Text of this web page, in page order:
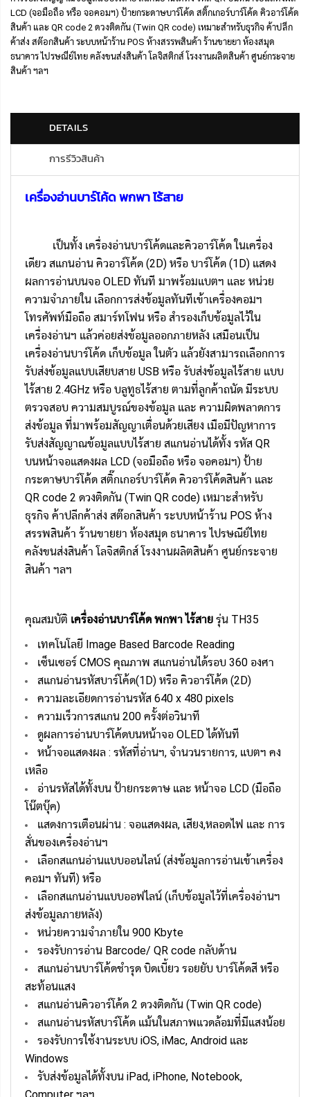
LCD (จอมือถือ หรือ จอคอมฯ) ป้ายกระดาษบาร์โค้ด สติ๊กเกอร์บาร์โค้ด คิวอาร์โค้ด
สินค้า และ QR code 2 ดวงติดกัน (Twin QR code) เหมาะสำหรับธุรกิจ ค้าปลีก
ค้าส่ง สต๊อกสินค้า ระบบหน้าร้าน POS ห้างสรรพสินค้า ร้านขายยา ห้องสมุด
ธนาคาร ไปรษณีย์ไทย คลังขนส่งสินค้า โลจิสติกส์ โรงงานผลิตสินค้า ศูนย์กระจาย
สินค้า ฯลฯ
DETAILS
การรีวิวสินค้า
เครื่องอ่านบาร์โค้ด พกพา ไร้สาย
เป็นทั้ง เครื่องอ่านบาร์โค้ดและคิวอาร์โค้ด ในเครื่อง
เดียว สแกนอ่าน คิวอาร์โค้ด (2D) หรือ บาร์โค้ด (1D) แสดง
ผลการอ่านบนจอ OLED ทันที มาพร้อมแบตฯ และ หน่วย
ความจำภายใน เลือกการส่งข้อมูลทันทีเข้าเครื่องคอมฯ
โทรศัพท์มือถือ สมาร์ทโฟน หรือ สำรองเก็บข้อมูลไว้ใน
เครื่องอ่านฯ แล้วค่อยส่งข้อมูลออกภายหลัง เสมือนเป็น
เครื่องอ่านบาร์โค้ด เก็บข้อมูล ในตัว แล้วยังสามารถเลือกการ
รับส่งข้อมูลแบบเสียบสาย USB หรือ รับส่งข้อมูลไร้สาย แบบ
ไร้สาย 2.4GHz หรือ บลูทูธไร้สาย ตามที่ลูกค้าถนัด มีระบบ
ตรวจสอบ ความสมบูรณ์ของข้อมูล และ ความผิดพลาดการ
ส่งข้อมูล ที่มาพร้อมสัญญาเตื่อนด้วยเสียง เมือมีปัญหาการ
รับส่งสัญญาณข้อมูลแบบไร้สาย สแกนอ่านได้ทั้ง รหัส QR
บนหน้าจอแสดงผล LCD (จอมือถือ หรือ จอคอมฯ) ป้าย
กระดาษบาร์โค้ด สติ๊กเกอร์บาร์โค้ด คิวอาร์โค้ดสินค้า และ
QR code 2 ดวงติดกัน (Twin QR code) เหมาะสำหรับ
ธุรกิจ ค้าปลีกค้าส่ง สต๊อกสินค้า ระบบหน้าร้าน POS ห้าง
สรรพสินค้า ร้านขายยา ห้องสมุด ธนาคาร ไปรษณีย์ไทย
คลังขนส่งสินค้า โลจิสติกส์ โรงงานผลิตสินค้า ศูนย์กระจาย
สินค้า ฯลฯ
คุณสมบัติ เครื่องอ่านบาร์โค้ด พกพา ไร้สาย รุ่น TH35
เทคโนโลยี Image Based Barcode Reading
เซ็นเซอร์ CMOS คุณภาพ สแกนอ่านได้รอบ 360 องศา
สแกนอ่านรหัสบาร์โค้ด(1D) หรือ คิวอาร์โค้ด (2D)
ความละเอียดการอ่านรหัส 640 x 480 pixels
ความเร็วการสแกน 200 ครั้งต่อวินาที
ดูผลการอ่านบาร์โค้ดบนหน้าจอ OLED ได้ทันที
หน้าจอแสดงผล : รหัสที่อ่านฯ, จำนวนรายการ, แบตฯ คง
เหลือ
อ่านรหัสได้ทั้งบน ป้ายกระดาษ และ หน้าจอ LCD (มือถือ
โน๊ตบุ๊ค)
แสดงการเตือนผ่าน : จอแสดงผล, เสียง,หลอดไฟ และ การ
สั่นของเครื่องอ่านฯ
เลือกสแกนอ่านแบบออนไลน์ (ส่งข้อมูลการอ่านเข้าเครื่อง
คอมฯ ทันที) หรือ
เลือกสแกนอ่านแบบออฟไลน์ (เก็บข้อมูลไว้ที่เครื่องอ่านฯ
ส่งข้อมูลภายหลัง)
หน่วยความจำภายใน 900 Kbyte
รองรับการอ่าน Barcode/ QR code กลับด้าน
สแกนอ่านบาร์โค้ดชำรุด บิดเบี้ยว รอยยับ บาร์โค้ดสี หรือ
สะท้อนแสง
สแกนอ่านคิวอาร์โค้ด 2 ดวงติดกัน (Twin QR code)
สแกนอ่านรหัสบาร์โค้ด แม้นในสภาพแวดล้อมที่มีแสงน้อย
รองรับการใช้งานระบบ iOS, iMac, Android และ
Windows
รับส่งข้อมูลได้ทั้งบน iPad, iPhone, Notebook,